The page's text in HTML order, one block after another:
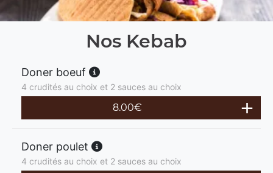
Nos Kebab
Doner boeuf
4 crudités au choix et 2 sauces au choix
8.00€
Doner poulet
4 crudités au choix et 2 sauces au choix